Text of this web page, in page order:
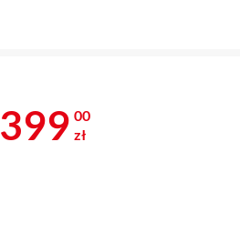
Cena 399 zł
399 00
zł